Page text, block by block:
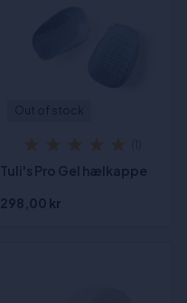
Tuli's Pro Gel hælkappe
298,00 kr